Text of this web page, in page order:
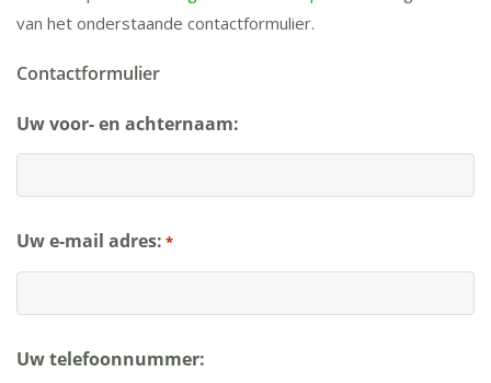
van het onderstaande contactformulier.
Contactformulier
Uw voor- en achternaam:
Uw e-mail adres: *
Uw telefoonnummer: